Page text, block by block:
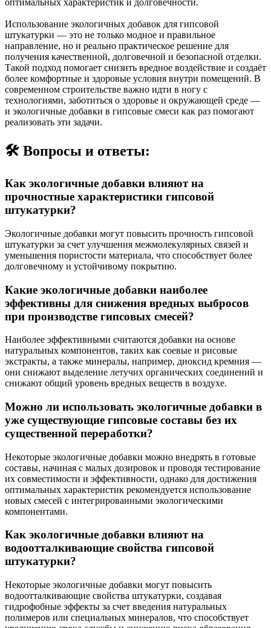
оптимальных характеристик и долговечности.
Использование экологичных добавок для гипсовой
штукатурки — это не только модное и правильное
направление, но и реально практическое решение для
получения качественной, долговечной и безопасной отделки.
Такой подход помогает снизить вредное воздействие и создаёт
более комфортные и здоровые условия внутри помещений. В
современном строительстве важно идти в ногу с
технологиями, заботиться о здоровье и окружающей среде —
и экологичные добавки в гипсовые смеси как раз помогают
реализовать эти задачи.
🛠️ Вопросы и ответы:
Как экологичные добавки влияют на
прочностные характеристики гипсовой
штукатурки?
Экологичные добавки могут повысить прочность гипсовой
штукатурки за счет улучшения межмолекулярных связей и
уменьшения пористости материала, что способствует более
долговечному и устойчивому покрытию.
Какие экологичные добавки наиболее
эффективны для снижения вредных выбросов
при производстве гипсовых смесей?
Наиболее эффективными считаются добавки на основе
натуральных компонентов, таких как соевые и рисовые
экстракты, а также минералы, например, диоксид кремния —
они снижают выделение летучих органических соединений и
снижают общий уровень вредных веществ в воздухе.
Можно ли использовать экологичные добавки в
уже существующие гипсовые составы без их
существенной переработки?
Некоторые экологичные добавки можно внедрять в готовые
составы, начиная с малых дозировок и проводя тестирование
их совместимости и эффективности, однако для достижения
оптимальных характеристик рекомендуется использование
новых смесей с интегрированными экологическими
компонентами.
Как экологичные добавки влияют на
водоотталкивающие свойства гипсовой
штукатурки?
Некоторые экологичные добавки могут повысить
водоотталкивающие свойства штукатурки, создавая
гидрофобные эффекты за счет введения натуральных
полимеров или специальных минералов, что способствует